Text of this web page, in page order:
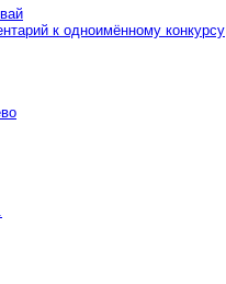
к одноимённому конкурсу